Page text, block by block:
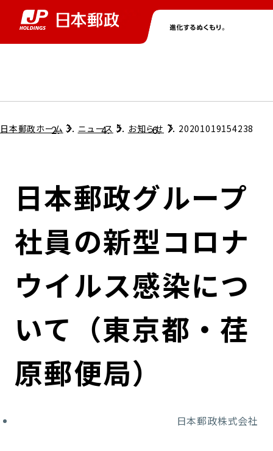
グループ情報トップ
コンプライアンス
ガバナンス
コンダクト向上の取組み
ローカル共創イニシアティブ
株主・投資家情報トップ
個人投資家のみなさまへ
株式情報
財務情報・IR資料
IRニュース
ニューストップ
サステナビリティトップ
担当役員メッセージ
サステナビリティマネジメント
持続可能な金融のフレームワーク
環境
採用情報トップ
日本郵政ホーム ニュース お知らせ 20201019154238
日本郵政グループ
社員の新型コロナ
ウイルス感染につ
いて（東京都・荏
原郵便局）
日本郵政株式会社